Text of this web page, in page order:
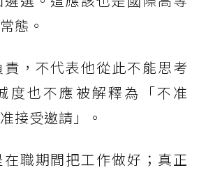
態。
，不代表他從此不能思考
度也不應被解釋為「不准
接受邀請」。
職期間把工作做好；真正